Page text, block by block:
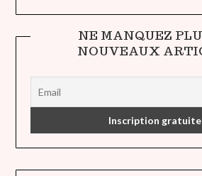
NE MANQUEZ
NOUVEAUX